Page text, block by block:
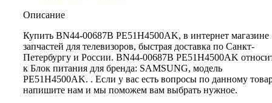
Описание
Купить BN44-00687B PE51H4500AK, в интернет магазине
запчастей для телевизоров, быстрая доставка по Санкт-
Петербургу и России. BN44-00687B PE51H4500AK
к Блок питания для бренда: SAMSUNG, модель
PE51H4500AK. . Если у вас есть вопросы по данному
напишите нам и мы поможем вам выбрать нужное.